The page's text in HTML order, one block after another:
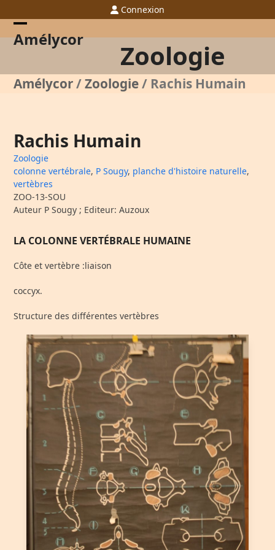
to
content
Connexion
Amélycor
Open
menu
Close
menu
Zoologie
Amélycor/Zoologie/ Rachis Humain
Rachis Humain
Zoologie
colonne vertébrale, P Sougy, planche d'histoire naturelle,
vertèbres
ZOO-13-SOU
Auteur P Sougy ; Editeur: Auzoux
LA COLONNE VERTÉBRALE HUMAINE
Côte et vertèbre :liaison
coccyx.
Structure des différentes vertèbres